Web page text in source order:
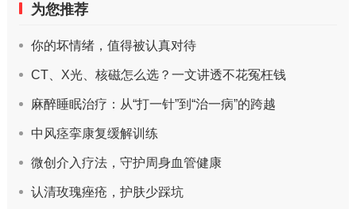
为您推荐
你的坏情绪，值得被认真对待
CT、X光、核磁怎么选？一文讲透不花冤枉钱
麻醉睡眠治疗：从“打一针”到“治一病”的跨越
中风痉挛康复缓解训练
微创介入疗法，守护周身血管健康
认清玫瑰痤疮，护肤少踩坑